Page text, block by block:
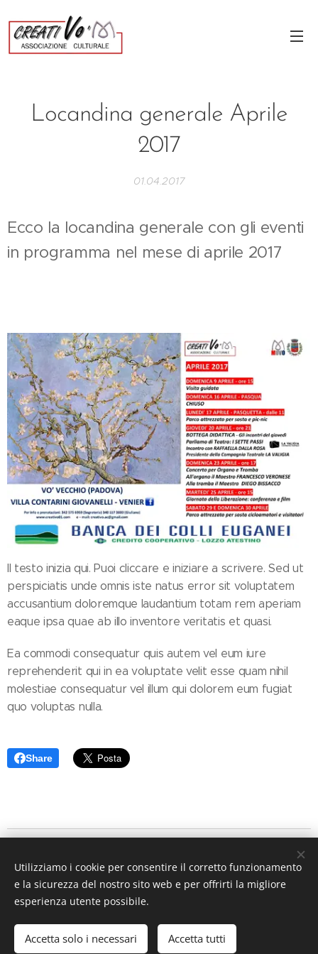
Locandina generale Aprile
2017
01.04.2017
Ecco la locandina generale con gli eventi
in programma nel mese di aprile 2017
Il testo inizia qui. Puoi cliccare e iniziare a scrivere. Sed ut
perspiciatis unde omnis iste natus error sit voluptatem
accusantium doloremque laudantium totam rem aperiam
eaque ipsa quae ab illo inventore veritatis et quasi.
Ea commodi consequatur quis autem vel eum iure
reprehenderit qui in ea voluptate velit esse quam nihil
molestiae consequatur vel illum qui dolorem eum fugiat
quo voluptas nulla.
Share
Villa Contarini Giovanelli - Venier - P.zza Bruno
Santimaria, 240 - 35030 VO' VECCHIO (PD)
C.F. 91028380284 P.Iva 04986410282
M5UXCR1
Cookies
Utilizziamo i cookie per consentire il corretto funzionamento
e la sicurezza del nostro sito web e per offrirti la migliore
esperienza utente possibile.
Accetta solo i necessari Accetta tutti